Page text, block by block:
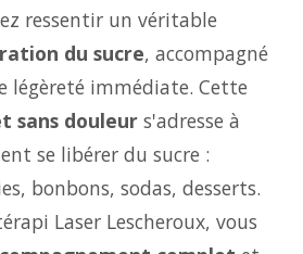
ressentir un véritable
du sucre, accompagné
légèreté immédiate. Cette
sans douleur s'adresse à
se libérer du sucre :
bonbons, sodas, desserts.
Laser Lescheroux, vous